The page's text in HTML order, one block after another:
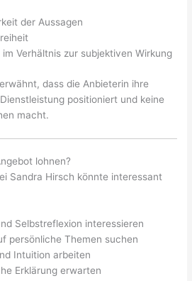
der Aussagen
Verhältnis zur subjektiven Wirkung
dass die Anbieterin ihre
positioniert und keine
macht.
lohnen?
Sandra Hirsch könnte interessant
Selbstreflexion interessieren
persönliche Themen suchen
Intuition arbeiten
Erklärung erwarten